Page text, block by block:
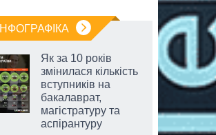
ІНФОГРАФІКА
Як за 10 років
змінилася кількість
вступників на
бакалаврат,
магістратуру та
аспірантуру